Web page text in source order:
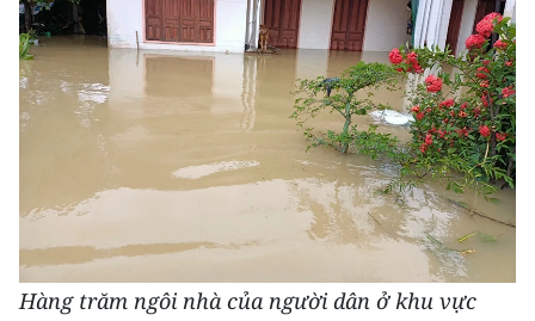
Video
Media Chính trị
Media Kinh tế
Media Văn hóa
Media Xã hội
Media Pháp luật
Hàng trăm ngôi nhà của người dân ở khu vực